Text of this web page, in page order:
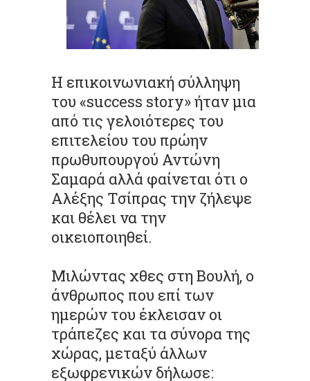
Η επικοινωνιακή σύλληψη
του «success story» ήταν μια
από τις γελοιότερες του
επιτελείου του πρώην
πρωθυπουργού Αντώνη
Σαμαρά αλλά φαίνεται ότι ο
Αλέξης Τσίπρας την ζήλεψε
και θέλει να την
οικειοποιηθεί.
Μιλώντας χθες στη Βουλή, ο
άνθρωπος που επί των
ημερών του έκλεισαν οι
τράπεζες και τα σύνορα της
χώρας, μεταξύ άλλων
εξωφρενικών δήλωσε: